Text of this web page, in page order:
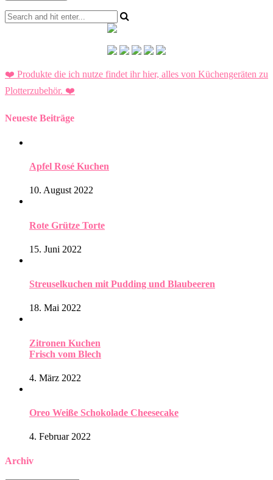
❤️ Produkte die ich nutze findet ihr hier, alles von Küchengeräten zu
Plotterzubehör. ❤️
Neueste Beiträge
Apfel Rosé Kuchen
10. August 2022
Rote Grütze Torte
15. Juni 2022
Streuselkuchen mit Pudding und Blaubeeren
18. Mai 2022
Zitronen Kuchen
Frisch vom Blech
4. März 2022
Oreo Weiße Schokolade Cheesecake
4. Februar 2022
Archiv